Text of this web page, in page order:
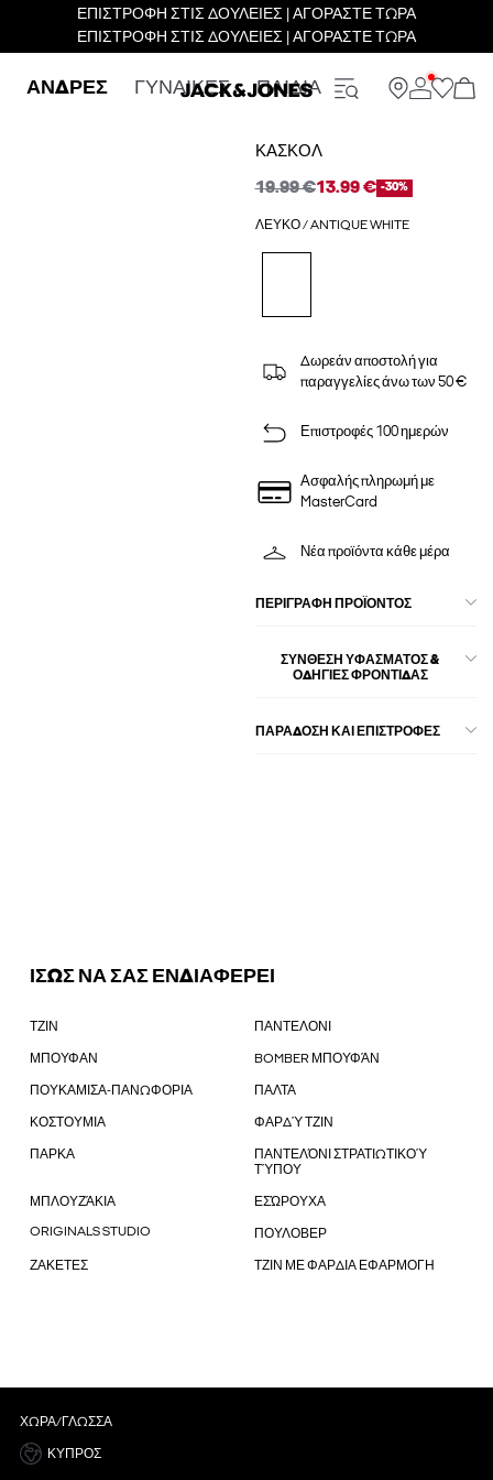
ΕΠΙΣΤΡΟΦΗ ΣΤΙΣ ΔΟΥΛΕΙΕΣ | ΑΓΟΡΑΣΤΕ ΤΩΡΑ
ΕΠΙΣΤΡΟΦΗ ΣΤΙΣ ΔΟΥΛΕΙΕΣ | ΑΓΟΡΑΣΤΕ ΤΩΡΑ
ΑΝΔΡΕΣ ΓΥΝΑΙΚΕΣ ΠΑΙΔΙΑ
ΚΑΣΚΌΛ
19.99 €13.99 € -30%
ΛΕΥΚΌ / ANTIQUE WHITE
Δωρεάν αποστολή για
παραγγελίες άνω των 50 €
Επιστροφές 100 ημερών
Ασφαλής πληρωμή με
MasterCard
Νέα προϊόντα κάθε μέρα
ΠΕΡΙΓΡΑΦΉ ΠΡΟΪΌΝΤΟΣ
ΣΎΝΘΕΣΗ ΥΦΆΣΜΑΤΟΣ &
ΟΔΗΓΊΕΣ ΦΡΟΝΤΊΔΑΣ
ΠΑΡΑΔΟΣΗ ΚΑΙ ΕΠΙΣΤΡΟΦΕΣ
ΙΣΩΣ ΝΑ ΣΑΣ ΕΝΔΙΑΦΕΡΕΙ
ΤΖΙΝ ΠΑΝΤΕΛΟΝΙ
ΜΠΟΥΦΑΝ BOMBER ΜΠΟΥΦΆΝ
ΠΟΥΚΑΜΙΣΑ-ΠΑΝΩΦΟΡΙΑ ΠΑΛΤΑ
ΚΟΣΤΟΥΜΙΑ ΦΑΡΔΎ ΤΖΙΝ
ΠΑΡΚΑ
ΠΑΝΤΕΛΌΝΙ ΣΤΡΑΤΙΩΤΙΚΟΎ
ΤΎΠΟΥ
ΜΠΛΟΥΖΆΚΙΑ ΕΣΏΡΟΥΧΑ
ORIGINALS STUDIO ΠΟΥΛΟΒΕΡ
ΖΑΚΕΤΕΣ ΤΖΙΝ ΜΕ ΦΑΡΔΙΑ ΕΦΑΡΜΟΓΗ
ΧΏΡΑ/ΓΛΏΣΣΑ
ΚΎΠΡΟΣ